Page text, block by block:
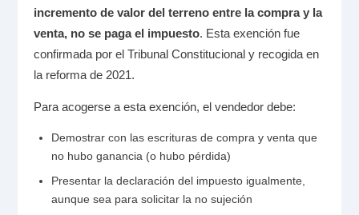
incremento de valor del terreno entre la compra y la
venta, no se paga el impuesto. Esta exención fue
confirmada por el Tribunal Constitucional y recogida en
la reforma de 2021.
Para acogerse a esta exención, el vendedor debe:
Demostrar con las escrituras de compra y venta que
no hubo ganancia (o hubo pérdida)
Presentar la declaración del impuesto igualmente,
aunque sea para solicitar la no sujeción